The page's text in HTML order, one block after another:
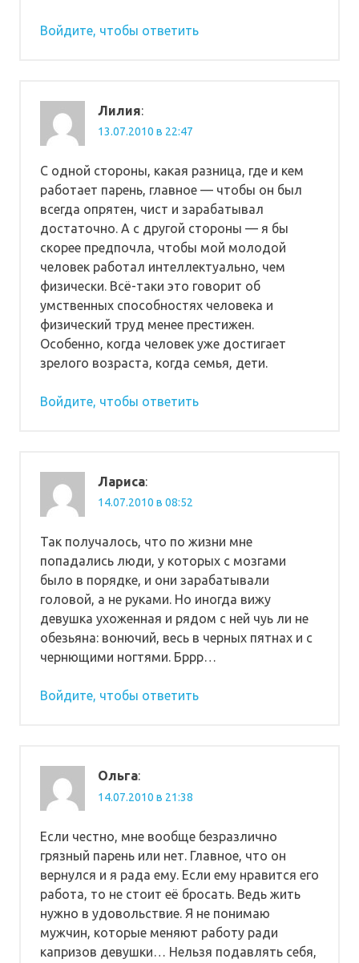
Войдите, чтобы ответить
Лилия:
13.07.2010 в 22:47
С одной стороны, какая разница, где и кем
работает парень, главное — чтобы он был
всегда опрятен, чист и зарабатывал
достаточно. А с другой стороны — я бы
скорее предпочла, чтобы мой молодой
человек работал интеллектуально, чем
физически. Всё-таки это говорит об
умственных способностях человека и
физический труд менее престижен.
Особенно, когда человек уже достигает
зрелого возраста, когда семья, дети.
Войдите, чтобы ответить
Лариса:
14.07.2010 в 08:52
Так получалось, что по жизни мне
попадались люди, у которых с мозгами
было в порядке, и они зарабатывали
головой, а не руками. Но иногда вижу
девушка ухоженная и рядом с ней чуь ли не
обезьяна: вонючий, весь в черных пятнах и с
чернющими ногтями. Бррр…
Войдите, чтобы ответить
Ольга:
14.07.2010 в 21:38
Если честно, мне вообще безразлично
грязный парень или нет. Главное, что он
вернулся и я рада ему. Если ему нравится его
работа, то не стоит её бросать. Ведь жить
нужно в удовольствие. Я не понимаю
мужчин, которые меняют работу ради
капризов девушки… Нельзя подавлять себя,